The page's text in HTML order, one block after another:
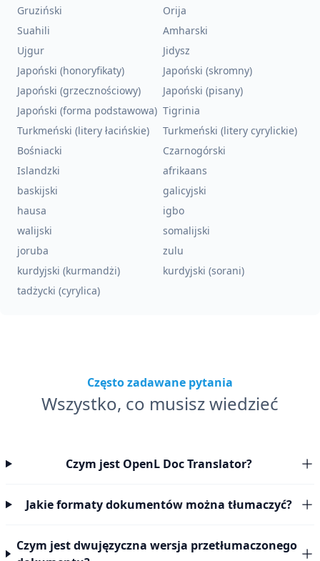
Gruziński
Orija
Suahili
Amharski
Ujgur
Jidysz
Japoński (honoryfikaty)
Japoński (skromny)
Japoński (grzecznościowy)
Japoński (pisany)
Japoński (forma podstawowa) Tigrinia
Turkmeński (litery łacińskie)
Turkmeński (litery cyrylickie)
Bośniacki
Czarnogórski
Islandzki
afrikaans
baskijski
galicyjski
hausa
igbo
walijski
somalijski
joruba
zulu
kurdyjski (kurmandżi)
kurdyjski (sorani)
tadżycki (cyrylica)
Często zadawane pytania
Wszystko, co musisz wiedzieć
Czym jest OpenL Doc Translator?
Jakie formaty dokumentów można tłumaczyć?
Czym jest dwujęzyczna wersja przetłumaczonego